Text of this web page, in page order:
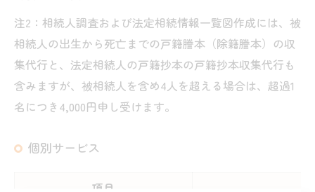
注2：相続人調査および法定相続情報一覧図作成には、被
相続人の出生から死亡までの戸籍謄本（除籍謄本）の収
集代行と、法定相続人の戸籍抄本の戸籍抄本収集代行も
含みますが、被相続人を含め4人を超える場合は、超過1
名につき4,000円申し受けます。
個別サービス
項目